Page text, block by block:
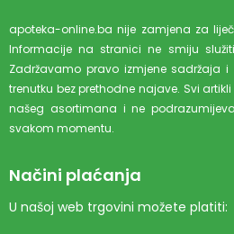
apoteka-online.ba nije zamjena za
Informacije na stranici ne smiju
Zadržavamo pravo izmjene sadržaja
trenutku bez prethodne najave. Svi
našeg asortimana i ne
svakom momentu.
Načini plaćanja
U našoj web trgovini možete platiti: